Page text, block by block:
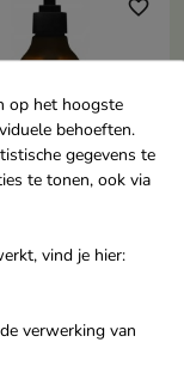

favorite_border
x Ministerstwo
Reinigende
200 ml
op het hoogste
behoeften.
gegevens te
te tonen, ook via
vind je hier:
verwerking van